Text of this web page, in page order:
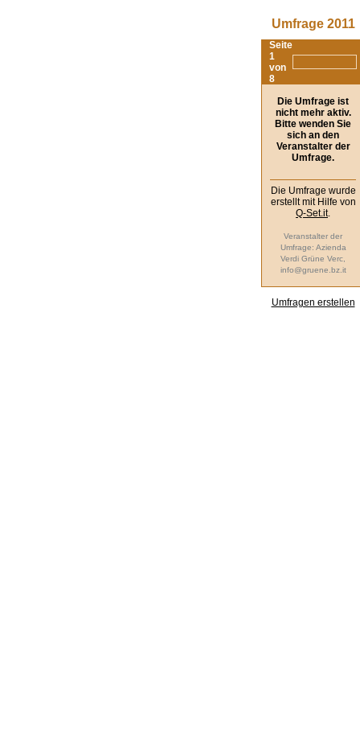
Umfrage 2011
Seite
1
von
8
Die Umfrage ist
nicht mehr aktiv.
Bitte wenden Sie
sich an den
Veranstalter der
Umfrage.
Die Umfrage wurde
erstellt mit Hilfe von
Q-Set.it.
Veranstalter der
Umfrage: Azienda
Verdi Grüne Verc,
info@gruene.bz.it
Umfragen erstellen